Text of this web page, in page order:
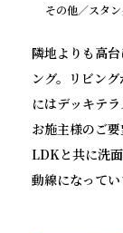
その他／スタ
隣地よりも高
ング。リビン
にはデッキテ
お施主様のご
LDKと共に洗
動線になってい